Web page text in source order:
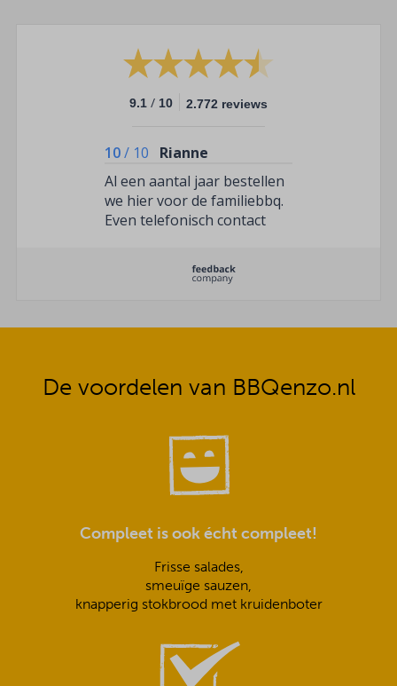
9.1 / 10 2.772 reviews
10/ 10
Rianne
Al een aantal jaar bestellen
we hier voor de familiebbq.
Even telefonisch contact
de vuilevaat halen ze
De voordelen van BBQenzo.nl
Compleet is ook écht compleet!
Frisse salades,
smeuïge sauzen,
knapperig stokbrood met kruidenboter